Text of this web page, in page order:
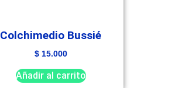
Colchimedio Bussié
$15.000
Añadir al carrito